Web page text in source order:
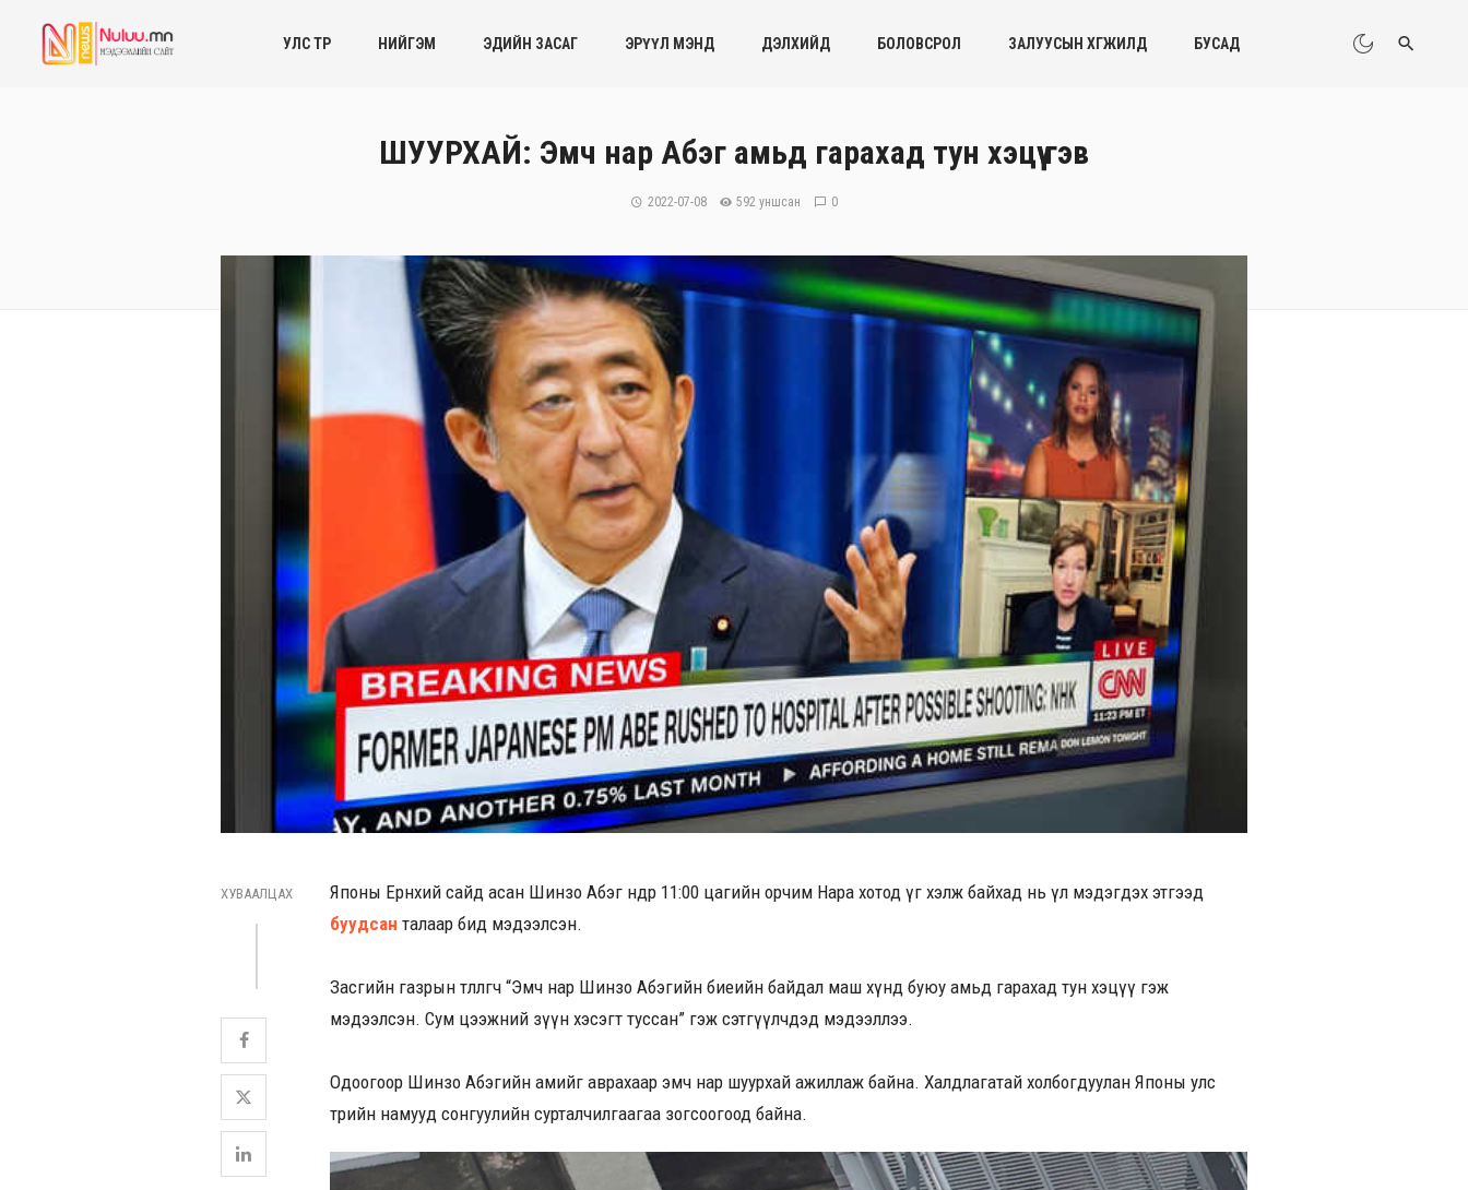
УЛС ТӨР НИЙГЭМ ЭДИЙН ЗАСАГ ЭРҮҮЛ МЭНД ДЭЛХИЙД БОЛОВСРОЛ ЗАЛУУСЫН ХӨГЖИЛД БУСАД
ШУУРХАЙ: Эмч нар Абэг амьд гарахад тун хэцүү гэв
2022-07-08 592 уншсан 0
ХУВААЛЦАХ
Японы Ерөнхий сайд асан Шинзо Абэг өнөөдөр 11:00 цагийн орчим Нара хотод үг хэлж байхад нь үл мэдэгдэх этгээд
буудсан талаар бид мэдээлсэн.
Засгийн газрын төлөөлөгч “Эмч нар Шинзо Абэгийн биеийн байдал маш хүнд буюу амьд гарахад тун хэцүү гэж
мэдээлсэн. Сум цээжний зүүн хэсэгт туссан” гэж сэтгүүлчдэд мэдээллээ.
Одоогоор Шинзо Абэгийн амийг аврахаар эмч нар шуурхай ажиллаж байна. Халдлагатай холбогдуулан Японы улс
төрийн намууд сонгуулийн сурталчилгаагаа зогсоогоод байна.